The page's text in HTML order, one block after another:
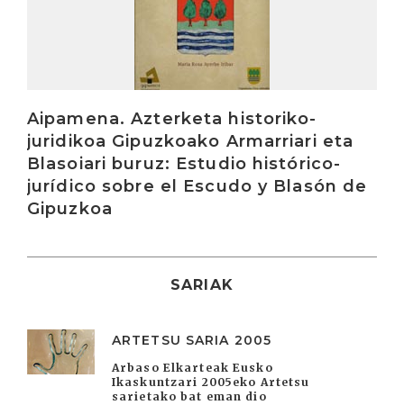
Aipamena. Azterketa historiko-
juridikoa Gipuzkoako Armarriari eta
Blasoiari buruz: Estudio histórico-
jurídico sobre el Escudo y Blasón de
Gipuzkoa
SARIAK
ARTETSU SARIA 2005
Arbaso Elkarteak Eusko
Ikaskuntzari 2005eko Artetsu
sarietako bat eman dio